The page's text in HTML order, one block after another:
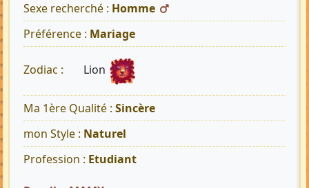
Sexe recherché : Homme
Préférence : Mariage
Zodiac : Lion
Ma 1ère Qualité : Sincère
mon Style : Naturel
Profession : Etudiant